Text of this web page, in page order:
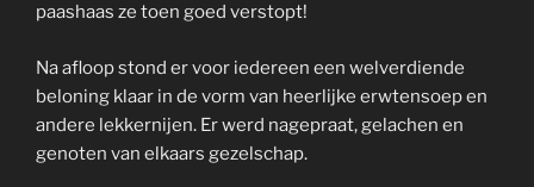
paashaas ze toen goed verstopt!
Na afloop stond er voor iedereen een welverdiende
beloning klaar in de vorm van heerlijke erwtensoep en
andere lekkernijen. Er werd nagepraat, gelachen en
genoten van elkaars gezelschap.